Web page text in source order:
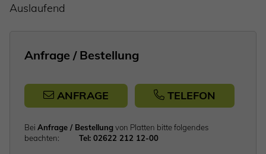
Auslaufend
Anfrage / Bestellung
ANFRAGE TELEFON
Bei Anfrage / Bestellung von Platten bitte folgendes
beachten: Tel: 02622 212 12-00